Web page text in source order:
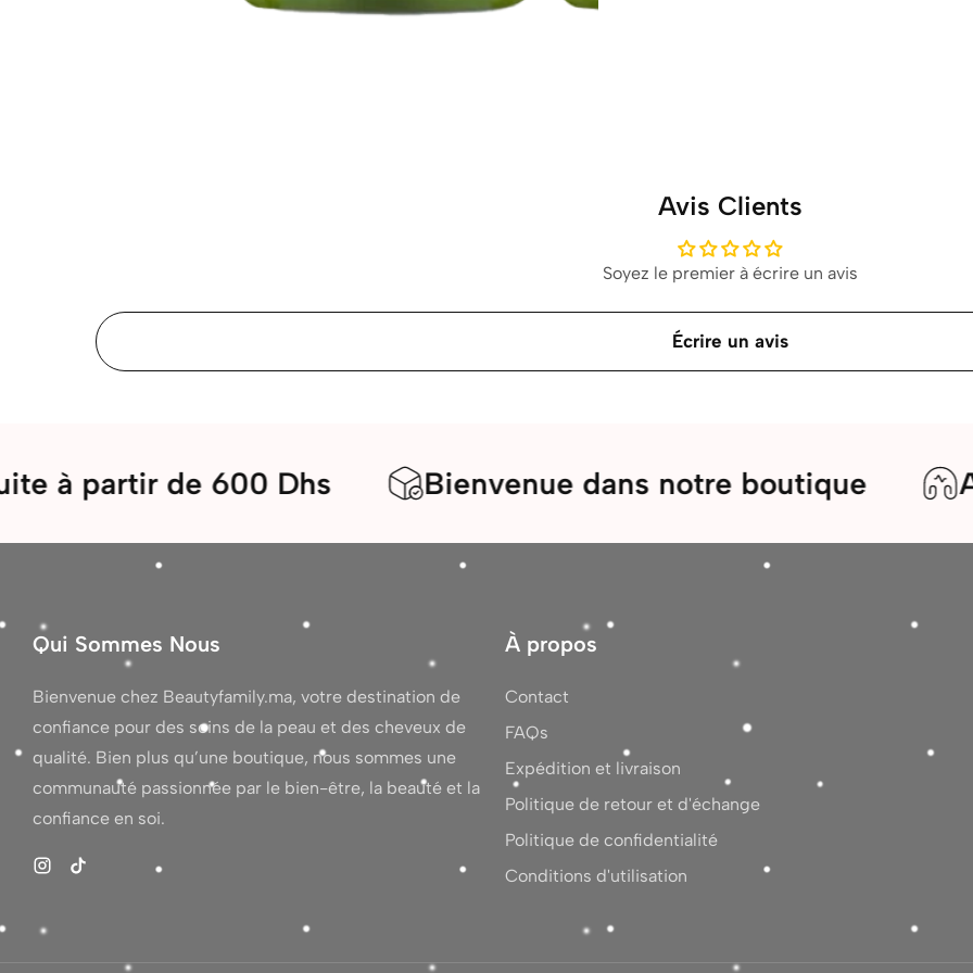
Avis Clients
Soyez le premier à écrire un avis
Écrire un avis
de 600 Dhs Bienvenue dans notre boutique
Qui Sommes Nous
Bienvenue chez Beautyfamily.ma, votre destination de
confiance pour des soins de la peau et des cheveux de
qualité. Bien plus qu’une boutique, nous sommes une
communauté passionnée par le bien-être, la beauté et la
confiance en soi.
Instagram
TikTok
À propos
Contact
FAQs
Expédition et livraison
Politique de retour et d'échange
Politique de confidentialité
Conditions d'utilisation